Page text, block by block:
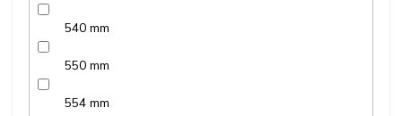
540 mm
550 mm
554 mm